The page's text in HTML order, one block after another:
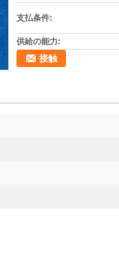
支払条件:
供給の能力:
接触